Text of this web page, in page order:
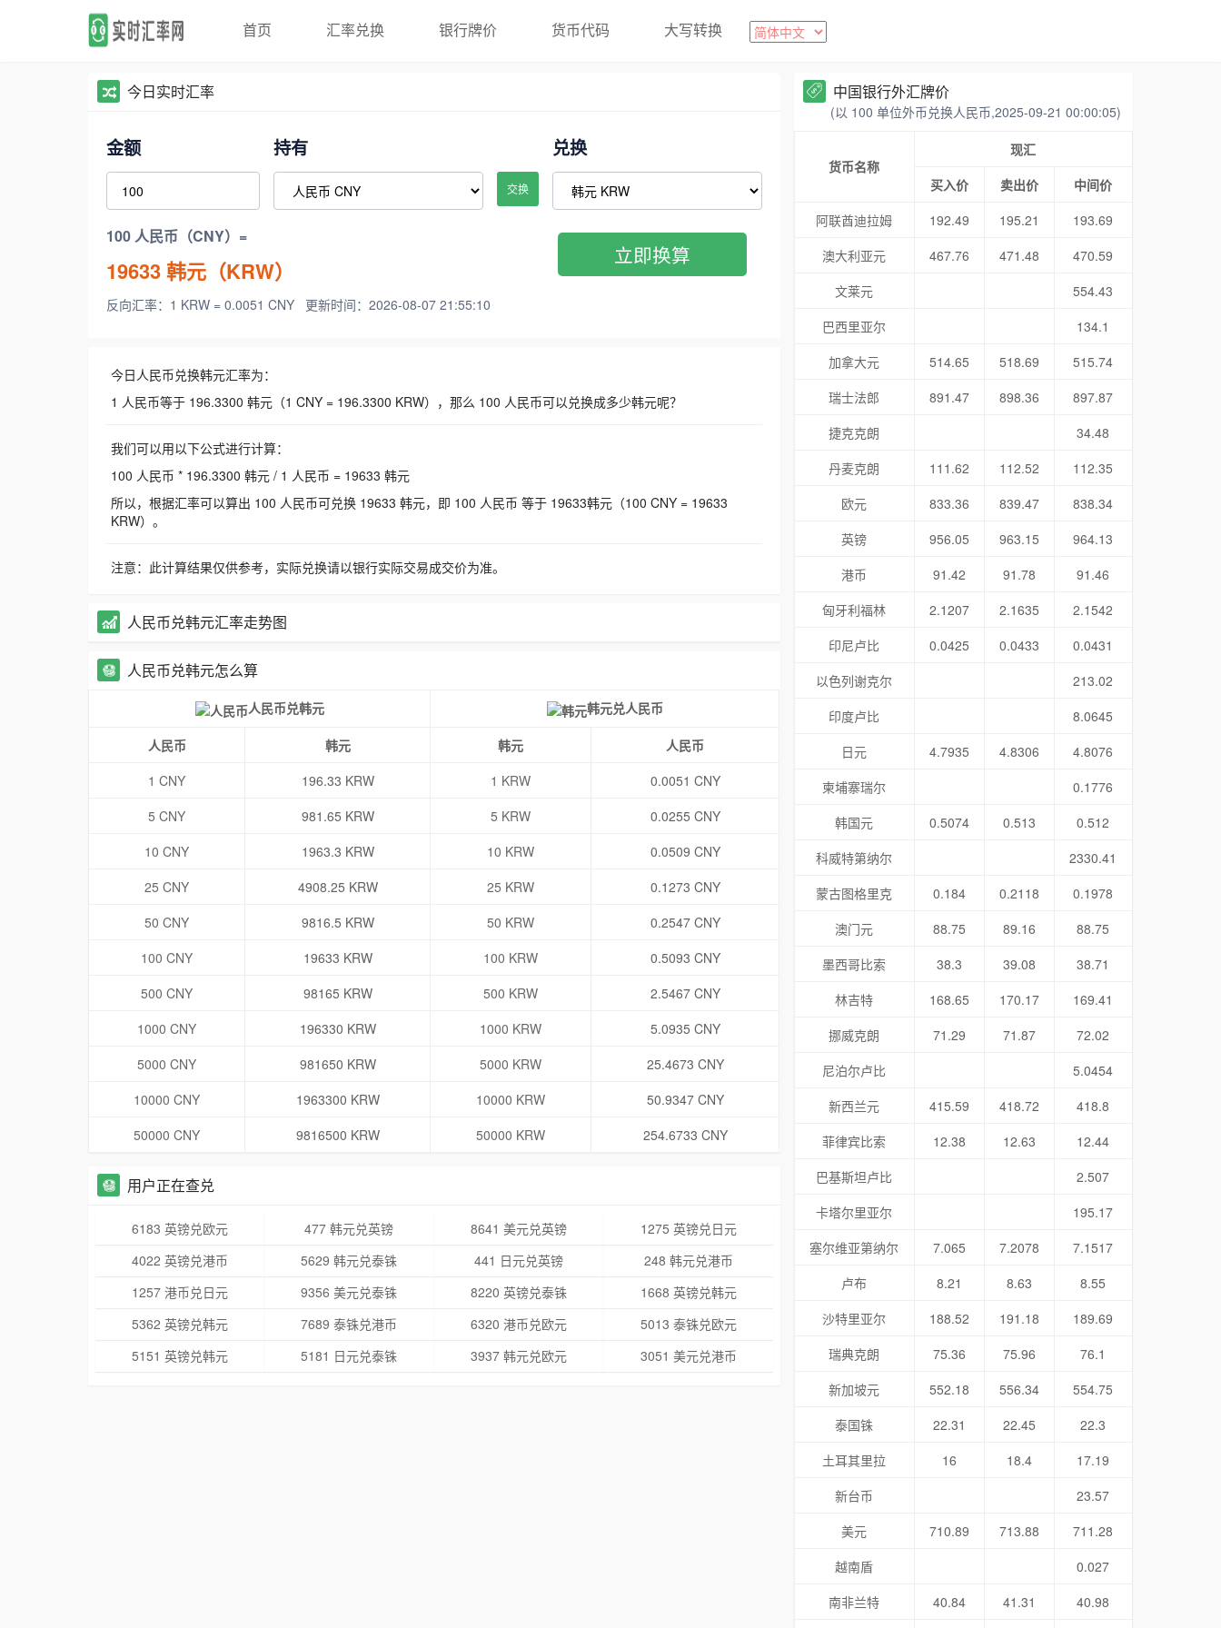
首页 汇率兑换 银行牌价 货币代码 大写转换
今日实时汇率
金额 持有
交换
兑换
100 人民币（CNY）=
19633韩元（KRW）
反向汇率：1 KRW = 0.0051 CNY 更新时间：2026-08-07 21:55:10
立即换算
今日人民币兑换韩元汇率为：
1 人民币等于 196.3300 韩元（1 CNY = 196.3300 KRW），那么 100 人民币可以兑换成多少韩元呢？
我们可以用以下公式进行计算：
100 人民币 * 196.3300 韩元 / 1 人民币 = 19633 韩元
所以，根据汇率可以算出 100 人民币可兑换 19633 韩元，即 100 人民币 等于 19633韩元（100 CNY = 19633
KRW）。
注意：此计算结果仅供参考，实际兑换请以银行实际交易成交价为准。
人民币兑韩元汇率走势图
人民币兑韩元怎么算
人民币兑韩元 韩元兑人民币
人民币 韩元 韩元
人民币
1 CNY
196.33 KRW 1 KRW
0.0051 CNY
5 CNY
981.65 KRW 5 KRW
0.0255 CNY
10 CNY
1963.3 KRW 10 KRW
0.0509 CNY
25 CNY
4908.25 KRW 25 KRW
0.1273 CNY
50 CNY
9816.5 KRW 50 KRW
0.2547 CNY
100 CNY
19633 KRW 100 KRW
0.5093 CNY
500 CNY
98165 KRW 500 KRW
2.5467 CNY
1000 CNY
196330 KRW 1000 KRW
5.0935 CNY
5000 CNY
981650 KRW 5000 KRW
25.4673 CNY
10000 CNY
1963300 KRW 10000 KRW
50.9347 CNY
50000 CNY
9816500 KRW 50000 KRW 254.6733 CNY
用户正在查兑
6183 英镑兑欧元 477 韩元兑英镑 8641 美元兑英镑
1275 英镑兑日元
4022 英镑兑港币
5629 韩元兑泰铢 441 日元兑英镑
248 韩元兑港币
1257 港币兑日元
9356 美元兑泰铢 8220 英镑兑泰铢
1668 英镑兑韩元
5362 英镑兑韩元
7689 泰铢兑港币 6320 港币兑欧元
5013 泰铢兑欧元
5151 英镑兑韩元
5181 日元兑泰铢 3937 韩元兑欧元 3051 美元兑港币
中国银行外汇牌价
(以 100 单位外币兑换人民币,2025-09-21 00:00:05)
货币名称
现汇
买入价
卖出价
中间价
阿联酋迪拉姆
192.49 195.21
193.69
澳大利亚元
467.76 471.48
470.59
文莱元
554.43
巴西里亚尔
134.1
加拿大元
514.65 518.69
515.74
瑞士法郎
891.47 898.36
897.87
捷克克朗
34.48
丹麦克朗
111.62 112.52
112.35
欧元
833.36 839.47
838.34
英镑
956.05 963.15
964.13
港币
91.42 91.78
91.46
匈牙利福林
2.1207 2.1635
2.1542
印尼卢比
0.0425 0.0433
0.0431
以色列谢克尔
213.02
印度卢比
8.0645
日元
4.7935 4.8306
4.8076
柬埔寨瑞尔
0.1776
韩国元
0.5074 0.513
0.512
科威特第纳尔
2330.41
蒙古图格里克
0.184 0.2118
0.1978
澳门元
88.75 89.16
88.75
墨西哥比索
38.3 39.08
38.71
林吉特
168.65 170.17
169.41
挪威克朗
71.29 71.87
72.02
尼泊尔卢比
5.0454
新西兰元
415.59 418.72
418.8
菲律宾比索
12.38 12.63
12.44
巴基斯坦卢比
2.507
卡塔尔里亚尔
195.17
塞尔维亚第纳尔
7.065 7.2078
7.1517
卢布
8.21 8.63
8.55
沙特里亚尔
188.52 191.18
189.69
瑞典克朗
75.36 75.96
76.1
新加坡元
552.18 556.34
554.75
泰国铢
22.31 22.45
22.3
土耳其里拉
16 18.4
17.19
新台币
23.57
美元
710.89 713.88
711.28
越南盾
0.027
南非兰特
40.84 41.31 40.98